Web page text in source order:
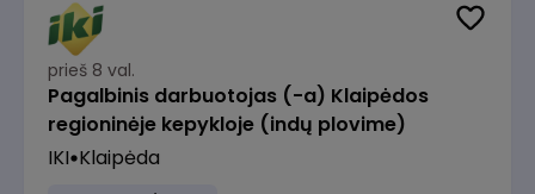
prieš 8 val.
Pagalbinis darbuotojas (-a) Klaipėdos
regioninėje kepykloje (indų plovime)
IKI Klaipėda